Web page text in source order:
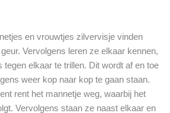
en vrouwtjes zilvervisje vinden
Vervolgens leren ze elkaar kennen,
tegen elkaar te trillen. Dit wordt af en toe
weer kop naar kop te gaan staan.
rent het mannetje weg, waarbij het
Vervolgens staan ze naast elkaar en